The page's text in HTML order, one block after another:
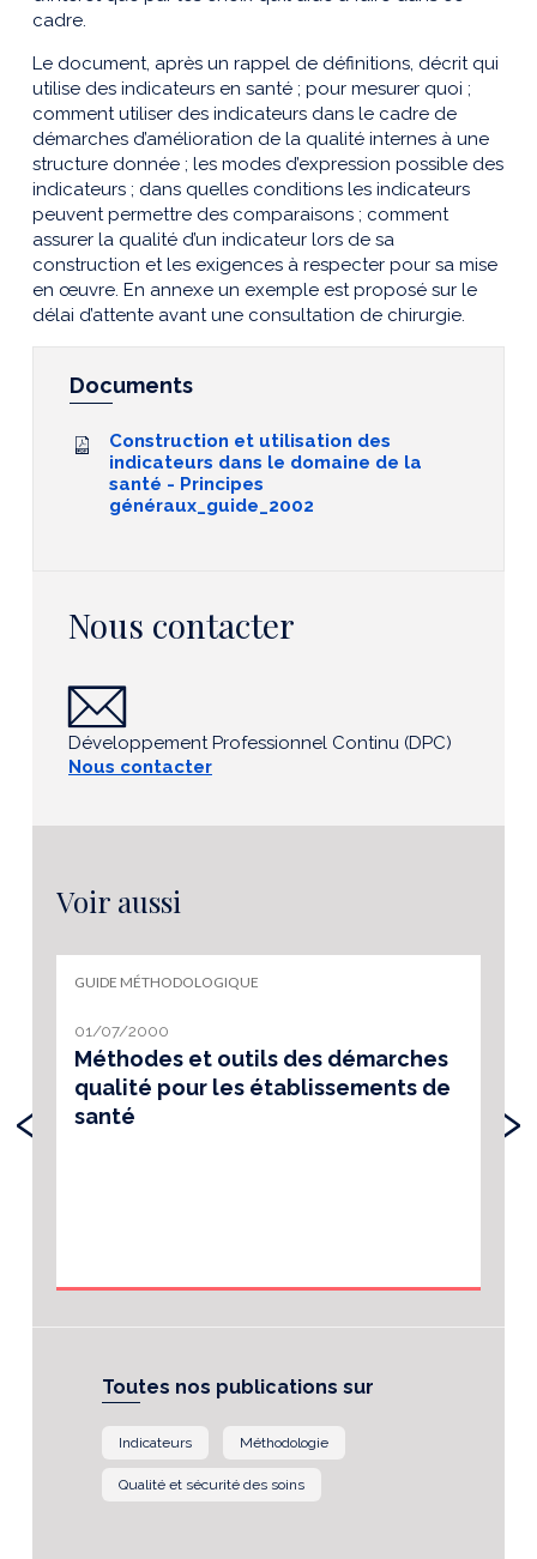
cadre.
Le document, après un rappel de définitions, décrit qui
utilise des indicateurs en santé ; pour mesurer quoi ;
comment utiliser des indicateurs dans le cadre de
démarches d’amélioration de la qualité internes à une
structure donnée ; les modes d’expression possible des
indicateurs ; dans quelles conditions les indicateurs
peuvent permettre des comparaisons ; comment
assurer la qualité d’un indicateur lors de sa
construction et les exigences à respecter pour sa mise
en œuvre. En annexe un exemple est proposé sur le
délai d’attente avant une consultation de chirurgie.
Documents
Construction et utilisation des
indicateurs dans le domaine de la
santé - Principes
généraux_guide_2002
Nous contacter
Développement Professionnel Continu (DPC)
Nous contacter
Voir aussi
GUIDE MÉTHODOLOGIQUE
01/07/2000
Méthodes et outils des démarches
qualité pour les établissements de
santé
‹ ›
Toutes nos publications sur
Indicateurs Méthodologie
Qualité et sécurité des soins